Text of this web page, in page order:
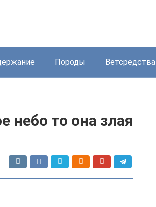
Породы Ветсредства
небо то она злая